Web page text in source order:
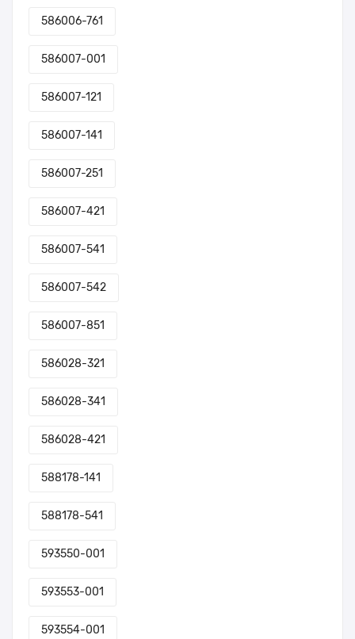
586006-761
586007-001
586007-121
586007-141
586007-251
586007-421
586007-541
586007-542
586007-851
586028-321
586028-341
586028-421
588178-141
588178-541
593550-001
593553-001
593554-001